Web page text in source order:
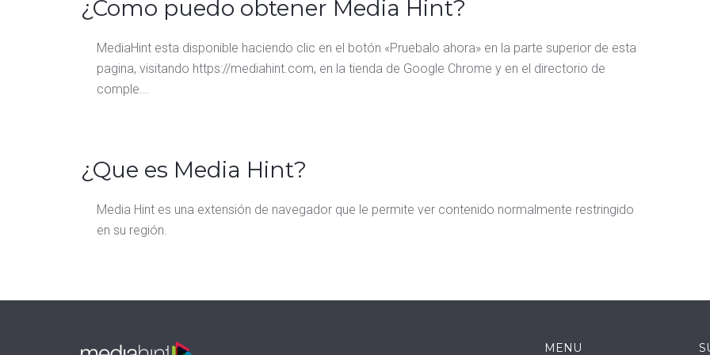
¿Como puedo obtener Media Hint?
MediaHint esta disponible haciendo clic en el botón «Pruebalo ahora» en la parte superior de esta
pagina, visitando https://mediahint.com, en la tienda de Google Chrome y en el directorio de
comple...
¿Que es Media Hint?
Media Hint es una extensión de navegador que le permite ver contenido normalmente restringido
en su región.
MENU